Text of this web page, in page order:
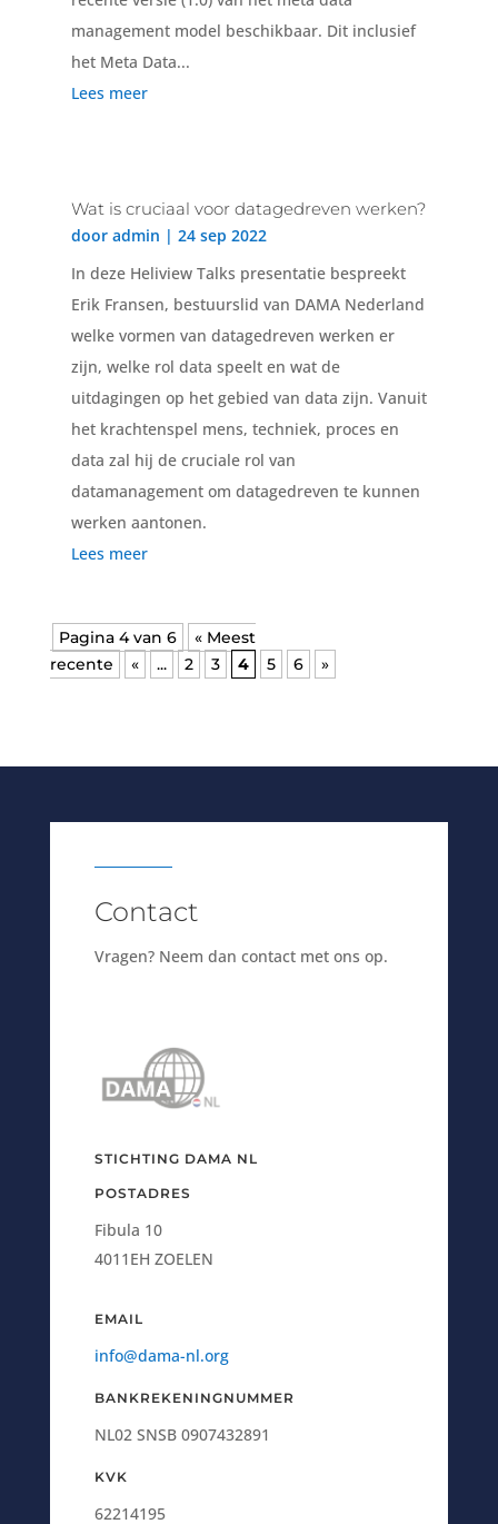
management model beschikbaar. Dit inclusief
het Meta Data...
Lees meer
Wat is cruciaal voor datagedreven werken?
door admin | 24 sep 2022
In deze Heliview Talks presentatie bespreekt
Erik Fransen, bestuurslid van DAMA Nederland
welke vormen van datagedreven werken er
zijn, welke rol data speelt en wat de
uitdagingen op het gebied van data zijn. Vanuit
het krachtenspel mens, techniek, proces en
data zal hij de cruciale rol van
datamanagement om datagedreven te kunnen
werken aantonen.
Lees meer
Pagina 4 van 6
« Meest
recente
« ... 2 3 4 5 6 »
Contact
Vragen? Neem dan contact met ons op.
STICHTING DAMA NL
POSTADRES
Fibula 10
4011EH ZOELEN
EMAIL
info@dama-nl.org
BANKREKENINGNUMMER
NL02 SNSB 0907432891
KVK
62214195